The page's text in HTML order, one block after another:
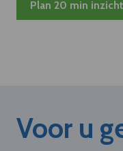
Plan 20 min inzicht
Voor u